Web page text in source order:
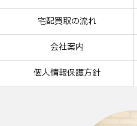
宅配買取の流れ
会社案内
個人情報保護方針